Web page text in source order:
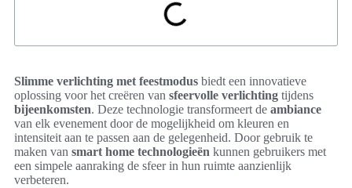
Slimme verlichting met feestmodus biedt een innovatieve
oplossing voor het creëren van sfeervolle verlichting tijdens
bijeenkomsten. Deze technologie transformeert de ambiance
van elk evenement door de mogelijkheid om kleuren en
intensiteit aan te passen aan de gelegenheid. Door gebruik te
maken van smart home technologieën kunnen gebruikers met
een simpele aanraking de sfeer in hun ruimte aanzienlijk
verbeteren.